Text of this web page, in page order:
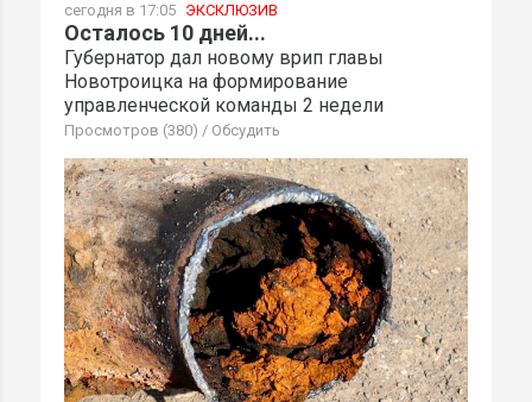
сегодня в 17:05 ЭКСКЛЮЗИВ
Осталось 10 дней...
Губернатор дал новому врип главы
Новотроицка на формирование
управленческой команды 2 недели
Просмотров (380) / Обсудить